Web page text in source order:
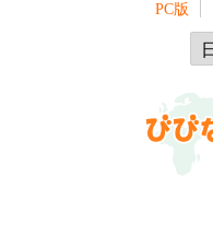
PC版